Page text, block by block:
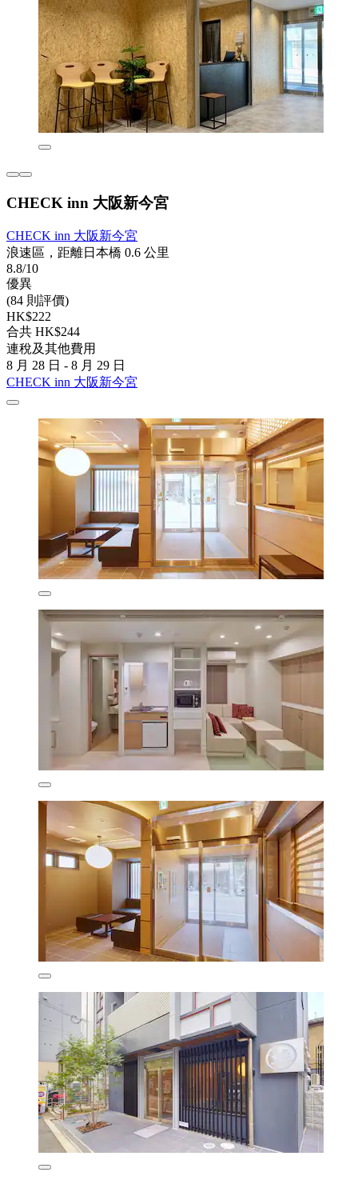
CHECK inn 大阪新今宮
CHECK inn 大阪新今宮
浪速區，距離日本橋 0.6 公里
8.8/10
優異
(84 則評價)
HK$222
合共 HK$244
連稅及其他費用
8 月 28 日 - 8 月 29 日
CHECK inn 大阪新今宮